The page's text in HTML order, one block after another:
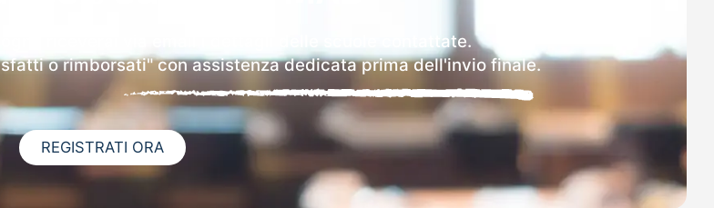
riceverai via email i dettagli delle scuole contattate.
o rimborsati" con assistenza dedicata prima dell'invio finale.
REGISTRATI ORA